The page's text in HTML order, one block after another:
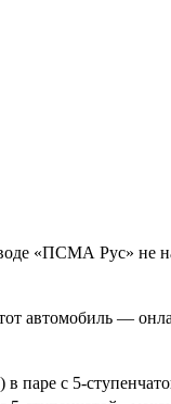
«ПСМА Рус» не
автомобиль —
с 5-